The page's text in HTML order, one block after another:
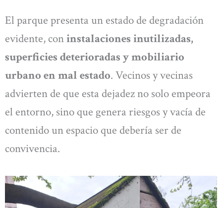
El parque presenta un estado de degradación
evidente, coninstalaciones inutilizadas,
superficies deterioradas y mobiliario
urbano en mal estado. Vecinos y vecinas
advierten de que esta dejadez no solo empeora
el entorno, sino que genera riesgos y vacía de
contenido un espacio que debería ser de
convivencia.